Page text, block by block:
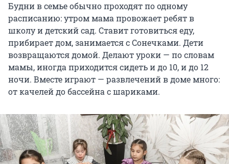
Будни в семье обычно проходят по одному
расписанию: утром мама провожает ребят в
школу и детский сад. Ставит готовиться еду,
прибирает дом, занимается с Сонечками. Дети
возвращаются домой. Делают уроки — по словам
мамы, иногда приходится сидеть и до 10, и до 12
ночи. Вместе играют — развлечений в доме много:
от качелей до бассейна с шариками.